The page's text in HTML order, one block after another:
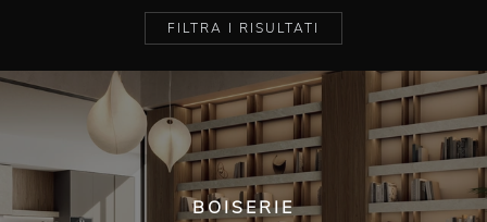
FILTRA I RISULTATI
BOISERIE